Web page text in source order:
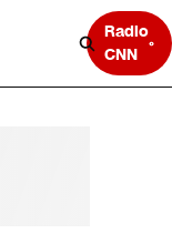
Radio
CNN